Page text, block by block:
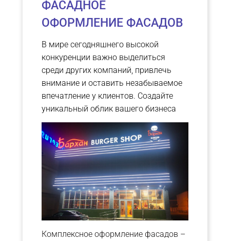
ФАСАДНОЕ
ОФОРМЛЕНИЕ ФАСАДОВ
В мире сегодняшнего высокой
конкуренции важно выделиться
среди других компаний, привлечь
внимание и оставить незабываемое
впечатление у клиентов. Создайте
уникальный облик вашего бизнеса
Комплексное оформление фасадов –